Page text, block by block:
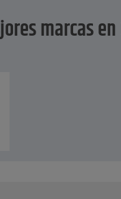
marcas en